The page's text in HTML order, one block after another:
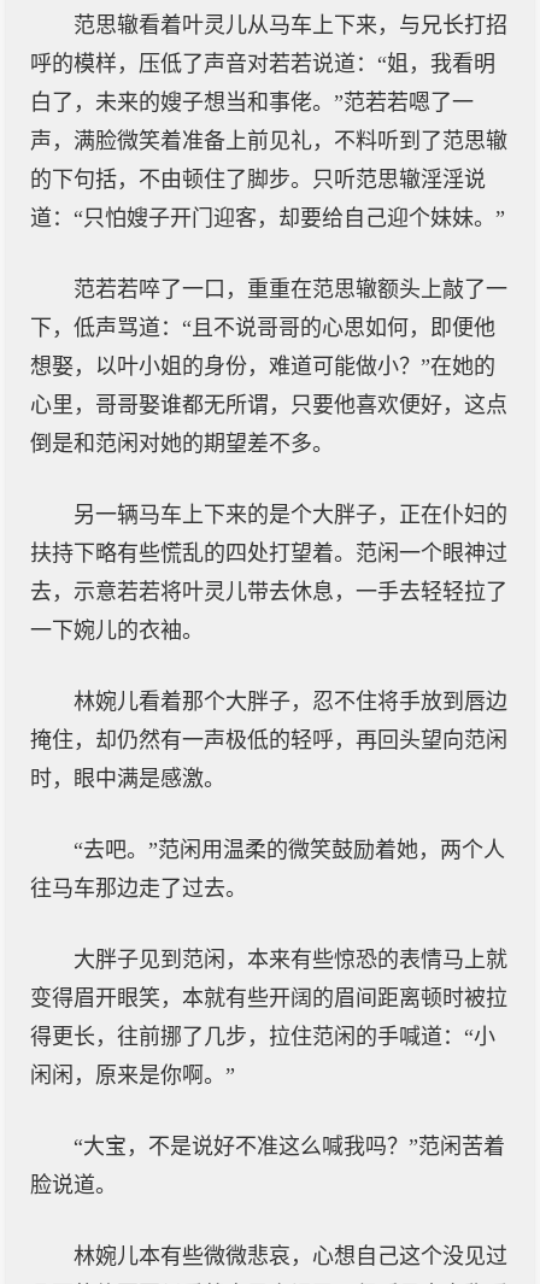
范思辙看着叶灵儿从马车上下来，与兄长打招
呼的模样，压低了声音对若若说道：“姐，我看明
白了，未来的嫂子想当和事佬。”范若若嗯了一
声，满脸微笑着准备上前见礼，不料听到了范思辙
的下句括，不由顿住了脚步。只听范思辙淫淫说
道：“只怕嫂子开门迎客，却要给自己迎个妹妹。”
范若若啐了一口，重重在范思辙额头上敲了一
下，低声骂道：“且不说哥哥的心思如何，即便他
想娶，以叶小姐的身份，难道可能做小？”在她的
心里，哥哥娶谁都无所谓，只要他喜欢便好，这点
倒是和范闲对她的期望差不多。
另一辆马车上下来的是个大胖子，正在仆妇的
扶持下略有些慌乱的四处打望着。范闲一个眼神过
去，示意若若将叶灵儿带去休息，一手去轻轻拉了
一下婉儿的衣袖。
林婉儿看着那个大胖子，忍不住将手放到唇边
掩住，却仍然有一声极低的轻呼，再回头望向范闲
时，眼中满是感激。
“去吧。”范闲用温柔的微笑鼓励着她，两个人
往马车那边走了过去。
大胖子见到范闲，本来有些惊恐的表情马上就
变得眉开眼笑，本就有些开阔的眉间距离顿时被拉
得更长，往前挪了几步，拉住范闲的手喊道：“小
闲闲，原来是你啊。”
“大宝，不是说好不准这么喊我吗？”范闲苦着
脸说道。
林婉儿本有些微微悲哀，心想自己这个没见过